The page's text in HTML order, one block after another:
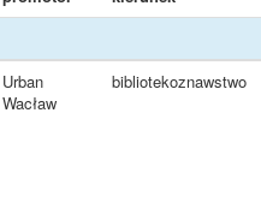
Urban
Wacław
bibliotekoznawstwo